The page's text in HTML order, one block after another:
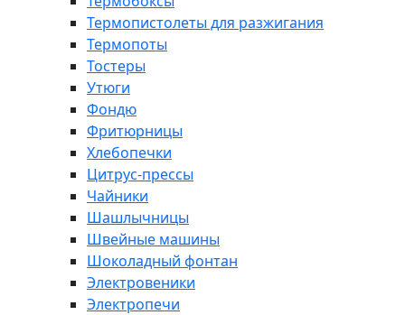
Термопистолеты для разжигания
Термопоты
Тостеры
Утюги
Фондю
Фритюрницы
Хлебопечки
Цитрус-прессы
Чайники
Шашлычницы
Швейные машины
Шоколадный фонтан
Электровеники
Электропечи